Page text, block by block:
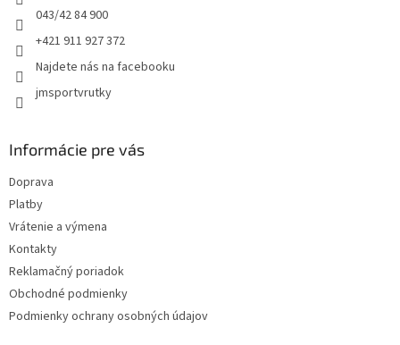
043/42 84 900
+421 911 927 372
Najdete nás na facebooku
jmsportvrutky
Informácie pre vás
Doprava
Platby
Vrátenie a výmena
Kontakty
Reklamačný poriadok
Obchodné podmienky
Podmienky ochrany osobných údajov